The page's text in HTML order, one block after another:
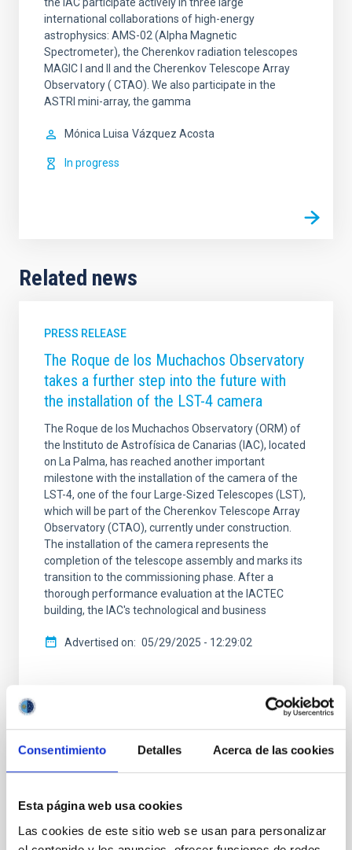
Consentimiento Detalles Acerca de las cookies
Esta página web usa cookies
Las cookies de este sitio web se usan para personalizar
the IAC participate actively in three large
international collaborations of high-energy
astrophysics: AMS-02 (Alpha Magnetic
Spectrometer), the Cherenkov radiation telescopes
MAGIC I and II and the Cherenkov Telescope Array
Observatory ( CTAO). We also participate in the
ASTRI mini-array, the gamma
Mónica Luisa Vázquez Acosta
In progress
Related news
PRESS RELEASE
The Roque de los Muchachos Observatory
takes a further step into the future with
the installation of the LST-4 camera
The Roque de los Muchachos Observatory (ORM) of
the Instituto de Astrofísica de Canarias (IAC), located
on La Palma, has reached another important
milestone with the installation of the camera of the
LST-4, one of the four Large-Sized Telescopes (LST),
which will be part of the Cherenkov Telescope Array
Observatory (CTAO), currently under construction.
The installation of the camera represents the
completion of the telescope assembly and marks its
transition to the commissioning phase. After a
thorough performance evaluation at the IACTEC
building, the IAC's technological and business
Advertised on 05/29/2025 - 12:29:02
most distant quasar at very high energies
The first Large-Sized Telescope (LST) prototype of